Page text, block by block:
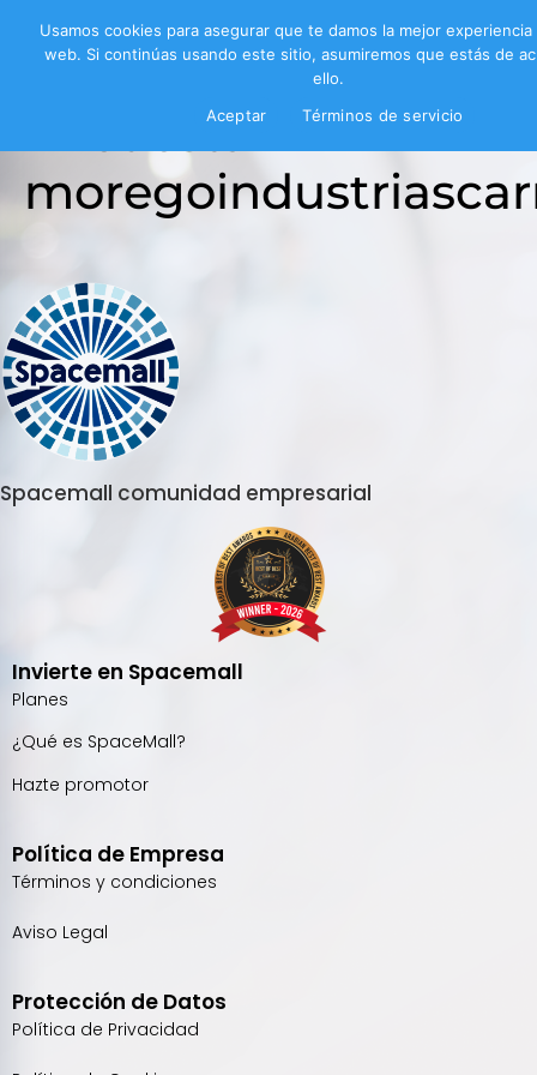
Encuesta
Spacemall comunidad empresarial
Invierte en Spacemall
Planes
¿Qué es SpaceMall?
Hazte promotor
Política de Empresa
Términos y condiciones
Aviso Legal
Protección de Datos
Política de Privacidad
Usamos cookies para asegurar que te damos la mejor
web. Si continúas usando este sitio, asumiremos que estás de
ello.
Aceptar
Términos de servicio